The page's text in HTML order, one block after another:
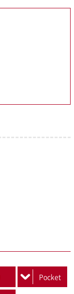
Pocket